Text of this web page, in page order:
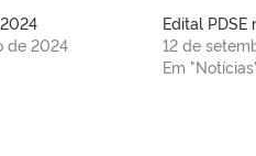
de 2024
Edital PDSE
12 de
Em